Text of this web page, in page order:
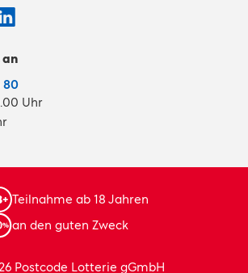
an
80
Uhr
Teilnahme ab 18 Jahren
an den guten Zweck
Postcode Lotterie gGmbH